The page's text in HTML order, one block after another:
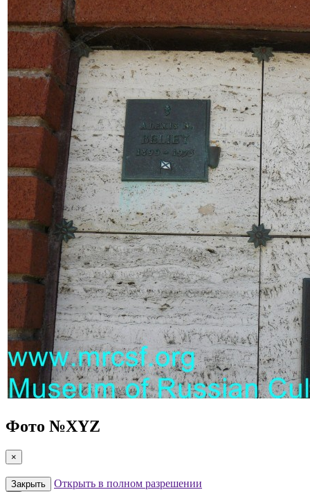
Фото №XYZ
×
Закрыть Открыть в полном разрешении